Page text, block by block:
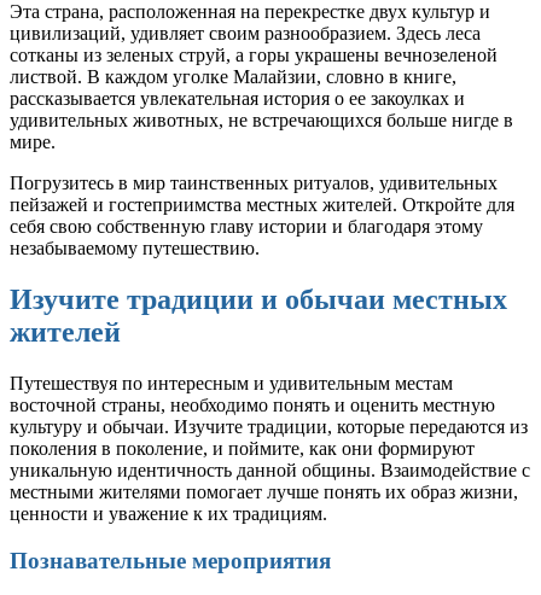
Эта страна, расположенная на перекрестке двух культур и
цивилизаций, удивляет своим разнообразием. Здесь леса
сотканы из зеленых струй, а горы украшены вечнозеленой
листвой. В каждом уголке Малайзии, словно в книге,
рассказывается увлекательная история о ее закоулках и
удивительных животных, не встречающихся больше нигде в
мире.
Погрузитесь в мир таинственных ритуалов, удивительных
пейзажей и гостеприимства местных жителей. Откройте для
себя свою собственную главу истории и благодаря этому
незабываемому путешествию.
Изучите традиции и обычаи местных
жителей
Путешествуя по интересным и удивительным местам
восточной страны, необходимо понять и оценить местную
культуру и обычаи. Изучите традиции, которые передаются из
поколения в поколение, и поймите, как они формируют
уникальную идентичность данной общины. Взаимодействие с
местными жителями помогает лучше понять их образ жизни,
ценности и уважение к их традициям.
Познавательные мероприятия